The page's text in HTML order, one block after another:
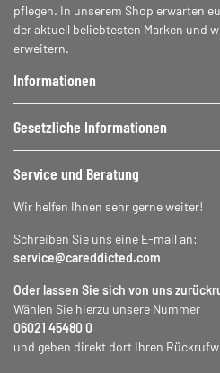
pflegen. In unserem Shop erwarten
der aktuell beliebtesten Marken und
erweitern.
Informationen
Gesetzliche Informationen
Service und Beratung
Wir helfen Ihnen sehr gerne weiter!
Schreiben Sie uns eine E-mail an:
service@careddicted.com
Oder lassen Sie sich von uns
Wählen Sie hierzu unsere Nummer
06021 45480 0
und geben direkt dort Ihren